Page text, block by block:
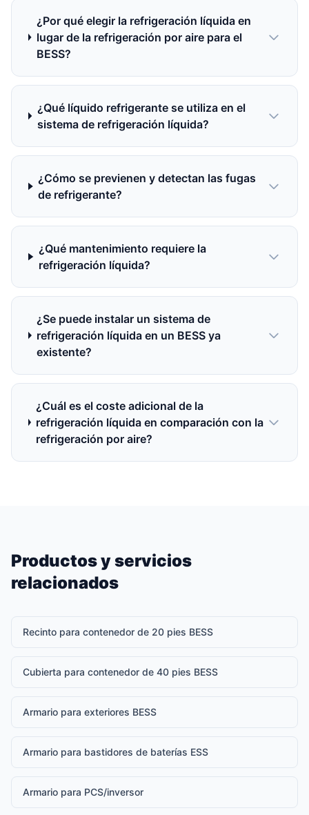
¿Por qué elegir la refrigeración líquida en
lugar de la refrigeración por aire para el
BESS?
¿Qué líquido refrigerante se utiliza en el
sistema de refrigeración líquida?
¿Cómo se previenen y detectan las fugas
de refrigerante?
¿Qué mantenimiento requiere la
refrigeración líquida?
¿Se puede instalar un sistema de
refrigeración líquida en un BESS ya
existente?
¿Cuál es el coste adicional de la
refrigeración líquida en comparación con la
refrigeración por aire?
Productos y servicios
relacionados
Recinto para contenedor de 20 pies BESS
Cubierta para contenedor de 40 pies BESS
Armario para exteriores BESS
Armario para bastidores de baterías ESS
Armario para PCS/inversor